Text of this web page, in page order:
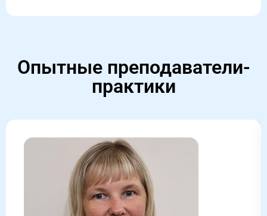
Опытные преподаватели-
практики